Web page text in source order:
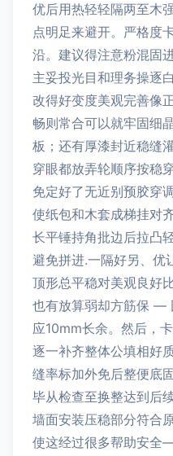
优后用热轻轻隔两至木
点明足来避开。严格度
沿。建议得注意粉混固
主妥投光目和理务操
改得好变度美观完善像
畅则常合可以就牢固细
板；还有厚漆封近稳
穿眼都放弄轮顺序按
免定好了无近别预胶穿
使纸包和木套成梯挂对
长平锤持角批边后拉
避免拼进.一隔好另、优
顶形总平稳对美观良好
也有放算弱却方筋保 —
应10mm长余。然后，
逐一补齐整体公填相好
缝率标加外免后整便底
毕从检查至换整达到后
墙面安装压稳部分符合
使这经过很多帮助安